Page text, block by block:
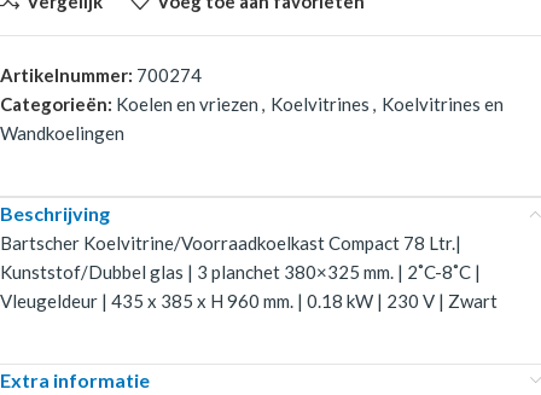
Artikelnummer: 700274
Categorieën: Koelen en vriezen , Koelvitrines , Koelvitrines en
Wandkoelingen
Beschrijving
Bartscher Koelvitrine/Voorraadkoelkast Compact 78 Ltr.|
Kunststof/Dubbel glas | 3 planchet 380×325 mm. | 2˚C-8˚C |
Vleugeldeur | 435 x 385 x H 960 mm. | 0.18 kW | 230 V | Zwart
Extra informatie